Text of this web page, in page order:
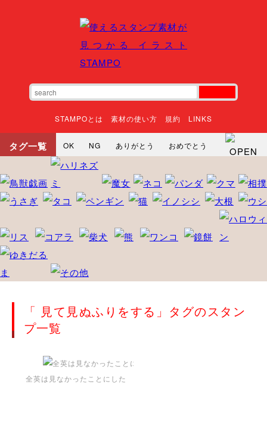
STAMPOとは 素材の使い方 規約 LINKS
タグ一覧 OK NG ありがとう
おめでとう
寝る
やったね
ごめんなさい やった
怒る
悲しい
だるい 衝撃 まったり
暇
るんるん ファイト
焦る
向かってます
じー
「 見て見ぬふりをする」タグのスタン
プ一覧
全英は見なかったことにした